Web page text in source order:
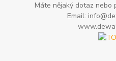
Máte nějaký dotaz nebo
Email: